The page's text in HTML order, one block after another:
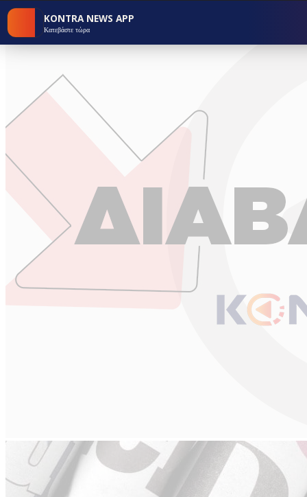
KONTRA NEWS APP
Κατεβάστε τώρα